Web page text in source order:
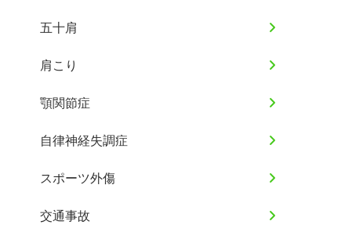
五十肩
肩こり
顎関節症
自律神経失調症
スポーツ外傷
交通事故